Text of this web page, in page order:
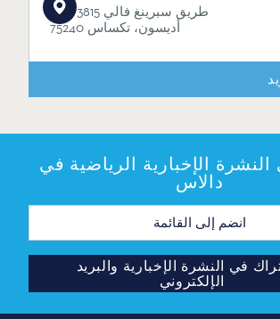
3815 طريق سبرينغ فالي 3815
أديسون، تكساس 75240
الإخبارية الرياضية في
دالاس
عنوان
الإلكتروني
في النشرة الإخبارية والبريد
الإلكتروني